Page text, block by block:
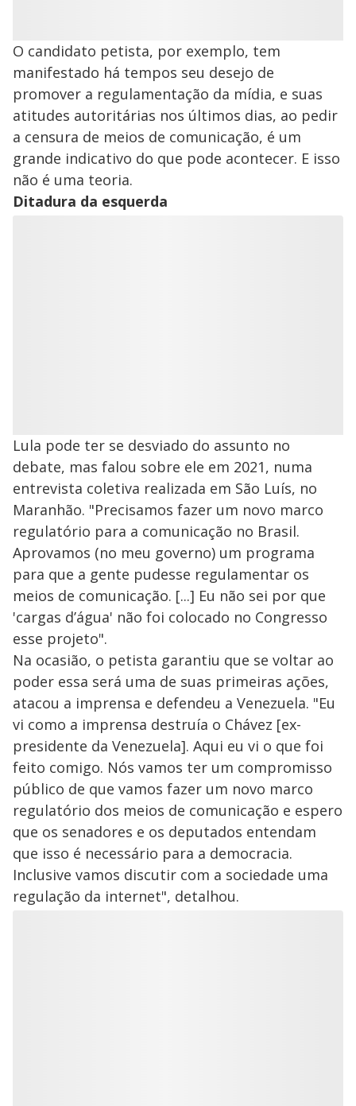
O candidato petista, por exemplo, tem
manifestado há tempos seu desejo de
promover a regulamentação da mídia, e suas
atitudes autoritárias nos últimos dias, ao pedir
a censura de meios de comunicação, é um
grande indicativo do que pode acontecer. E isso
não é uma teoria.
Ditadura da esquerda
Lula pode ter se desviado do assunto no
debate, mas falou sobre ele em 2021, numa
entrevista coletiva realizada em São Luís, no
Maranhão. "Precisamos fazer um novo marco
regulatório para a comunicação no Brasil.
Aprovamos (no meu governo) um programa
para que a gente pudesse regulamentar os
meios de comunicação. [...] Eu não sei por que
'cargas d’água' não foi colocado no Congresso
esse projeto".
Na ocasião, o petista garantiu que se voltar ao
poder essa será uma de suas primeiras ações,
atacou a imprensa e defendeu a Venezuela. "Eu
vi como a imprensa destruía o Chávez [ex-
presidente da Venezuela]. Aqui eu vi o que foi
feito comigo. Nós vamos ter um compromisso
público de que vamos fazer um novo marco
regulatório dos meios de comunicação e espero
que os senadores e os deputados entendam
que isso é necessário para a democracia.
Inclusive vamos discutir com a sociedade uma
regulação da internet", detalhou.